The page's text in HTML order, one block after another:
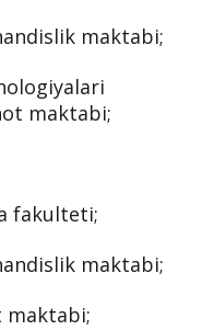
maktabi;
maktabi;
fakulteti;
maktabi;
maktabi;